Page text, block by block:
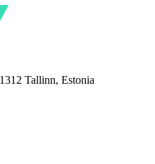
Tallinn, Estonia